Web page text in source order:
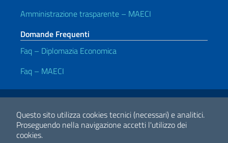
Questo sito utilizza cookies tecnici (necessari) e analitici.
Proseguendo nella navigazione accetti l'utilizzo dei
cookies.
Amministrazione trasparente – MAECI
Domande Frequenti
Faq – Diplomazia Economica
Faq – MAECI
Link Utili